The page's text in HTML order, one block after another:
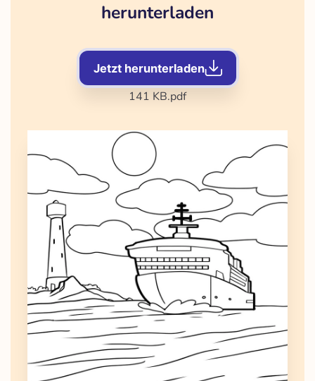
herunterladen
Jetzt herunterladen
141 KB.pdf